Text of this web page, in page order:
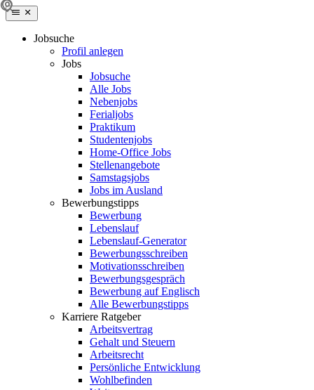
Jobsuche
Profil anlegen
Jobs
Jobsuche
Alle Jobs
Nebenjobs
Ferialjobs
Praktikum
Studentenjobs
Home-Office Jobs
Stellenangebote
Samstagsjobs
Jobs im Ausland
Bewerbungstipps
Bewerbung
Lebenslauf
Lebenslauf-Generator
Bewerbungsschreiben
Motivationsschreiben
Bewerbungsgespräch
Bewerbung auf Englisch
Alle Bewerbungstipps
Karriere Ratgeber
Arbeitsvertrag
Gehalt und Steuern
Arbeitsrecht
Persönliche Entwicklung
Wohlbefinden